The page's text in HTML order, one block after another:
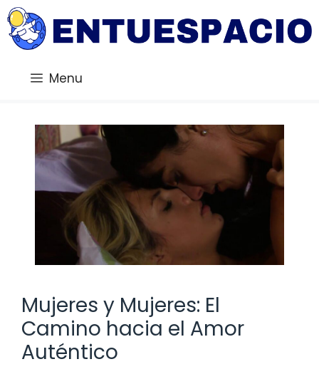
Saltar
al
contenido
Menu
Mujeres y Mujeres: El
Camino hacia el Amor
Auténtico